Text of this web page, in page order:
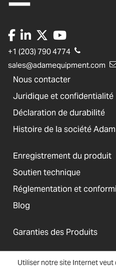
Utiliser notre site Internet veut
+1 (203) 790 4774
sales@adamequipment.com
Nous contacter
Juridique et confidentialité
Déclaration de durabilité
Histoire de la société
Enregistrement du produit
Soutien technique
Réglementation et
Blog
Garanties des Produits